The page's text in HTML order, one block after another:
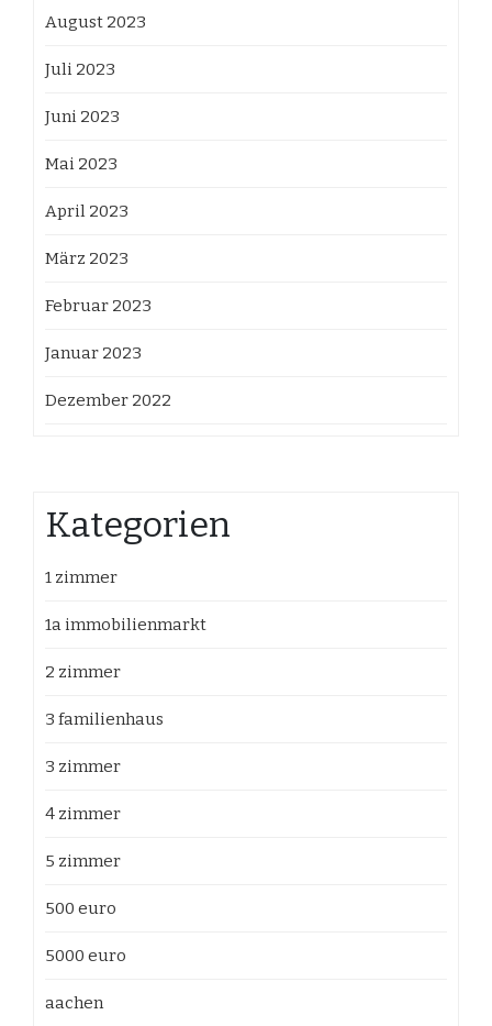
August 2023
Juli 2023
Juni 2023
Mai 2023
April 2023
März 2023
Februar 2023
Januar 2023
Dezember 2022
Kategorien
1 zimmer
1a immobilienmarkt
2 zimmer
3 familienhaus
3 zimmer
4 zimmer
5 zimmer
500 euro
5000 euro
aachen